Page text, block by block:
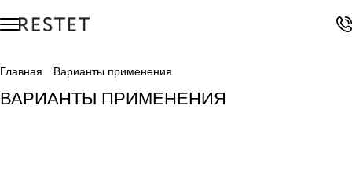
Главная Варианты применения
ВАРИАНТЫ ПРИМЕНЕНИЯ
Крем от псориаза Крем от экземы
Крем от нейродермита Крем от дерматита
Крем для тела Крем для рук